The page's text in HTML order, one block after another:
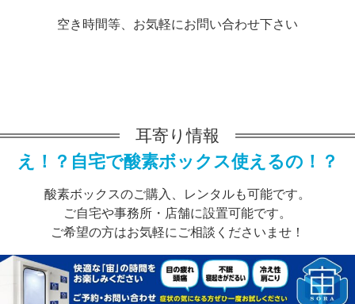
空き時間等、お気軽にお問い合わせ下さい
耳寄り情報
え！？自宅で酸素ボックス使えるの！？
酸素ボックスのご購入、レンタルも可能です。
ご自宅や事務所・店舗に設置可能です。
ご希望の方はお気軽にご相談くださいませ！